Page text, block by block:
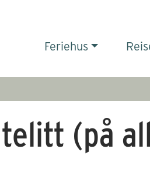
Feriehus
(på